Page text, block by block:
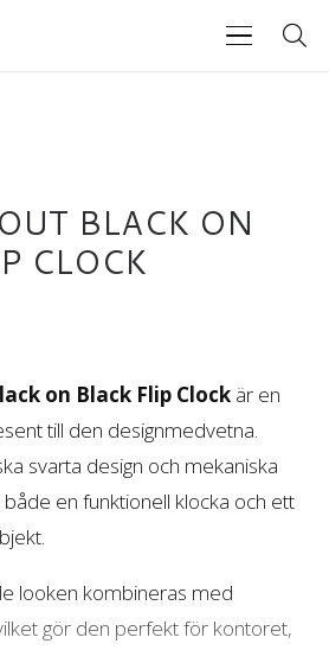
BLACK ON
CLOCK
on Black Flip Clockär en
till den designmedvetna.
svarta design och mekaniska
en funktionell klocka och ett
looken kombineras med
gör den perfekt för kontoret,